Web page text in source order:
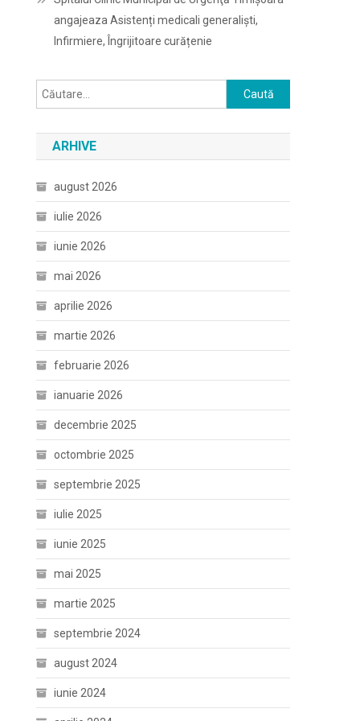
angajeaza Asistenți medicali generaliști,
Infirmiere, Îngrijitoare curățenie
Caută
după:
ARHIVE
august 2026
iulie 2026
iunie 2026
mai 2026
aprilie 2026
martie 2026
februarie 2026
ianuarie 2026
decembrie 2025
octombrie 2025
septembrie 2025
iulie 2025
iunie 2025
mai 2025
martie 2025
septembrie 2024
august 2024
iunie 2024